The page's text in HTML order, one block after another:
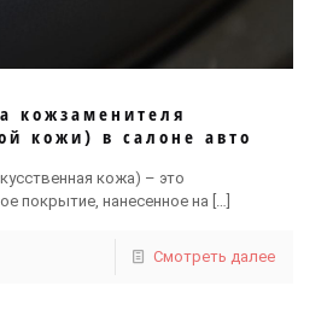
кожзаменителя
кожи) в салоне авто
кожа) – это
покрытие, нанесенное на
Смотреть далее